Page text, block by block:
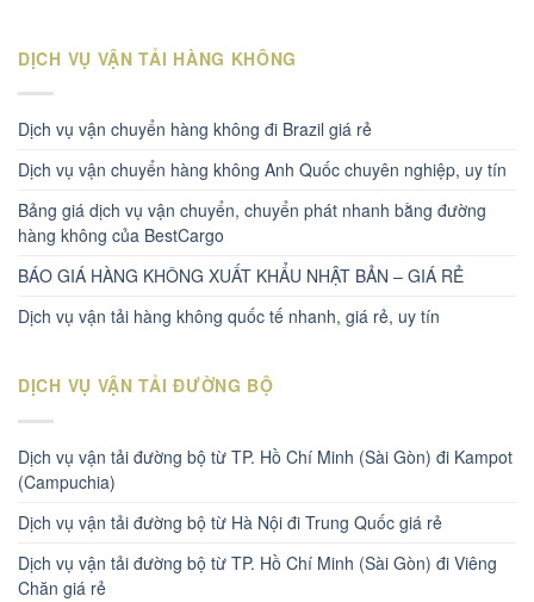
DỊCH VỤ VẬN TẢI HÀNG KHÔNG
Dịch vụ vận chuyển hàng không đi Brazil giá rẻ
Dịch vụ vận chuyển hàng không Anh Quốc chuyên nghiệp, uy tín
Bảng giá dịch vụ vận chuyển, chuyển phát nhanh bằng đường
hàng không của BestCargo
BÁO GIÁ HÀNG KHÔNG XUẤT KHẨU NHẬT BẢN – GIÁ RẺ
Dịch vụ vận tải hàng không quốc tế nhanh, giá rẻ, uy tín
DỊCH VỤ VẬN TẢI ĐƯỜNG BỘ
Dịch vụ vận tải đường bộ từ TP. Hồ Chí Minh (Sài Gòn) đi Kampot
(Campuchia)
Dịch vụ vận tải đường bộ từ Hà Nội đi Trung Quốc giá rẻ
Dịch vụ vận tải đường bộ từ TP. Hồ Chí Minh (Sài Gòn) đi Viêng
Chăn giá rẻ